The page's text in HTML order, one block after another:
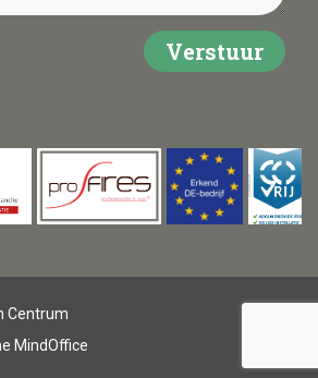
Centrum
MindOffice